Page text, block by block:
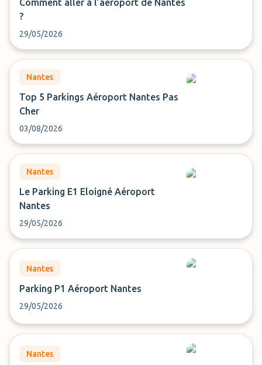
Comment aller à l’aéroport de Nantes
?
29/05/2026
Nantes
Top 5 Parkings Aéroport Nantes Pas
Cher
03/08/2026
Nantes
Le Parking E1 Eloigné Aéroport
Nantes
29/05/2026
Nantes
Parking P1 Aéroport Nantes
29/05/2026
Nantes